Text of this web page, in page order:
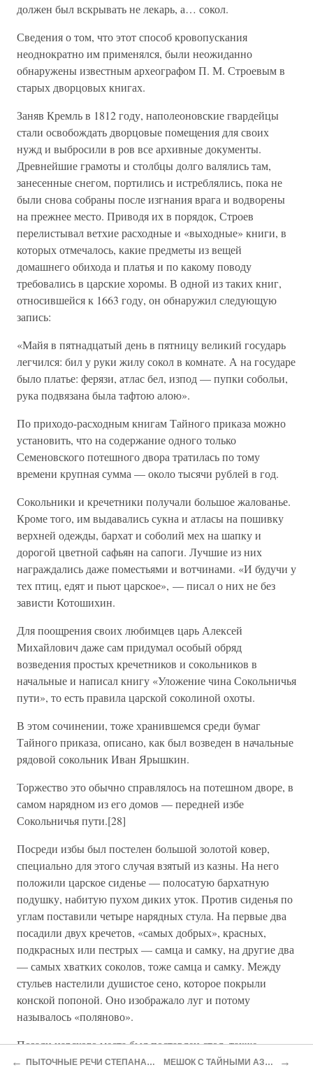
должен был вскрывать не лекарь, а… сокол.
Сведения о том, что этот способ кровопускания
неоднократно им применялся, были неожиданно
обнаружены известным археографом П. М. Строевым в
старых дворцовых книгах.
Заняв Кремль в 1812 году, наполеоновские гвардейцы
стали освобождать дворцовые помещения для своих
нужд и выбросили в ров все архивные документы.
Древнейшие грамоты и столбцы долго валялись там,
занесенные снегом, портились и истреблялись, пока не
были снова собраны после изгнания врага и водворены
на прежнее место. Приводя их в порядок, Строев
перелистывал ветхие расходные и «выходные» книги, в
которых отмечалось, какие предметы из вещей
домашнего обихода и платья и по какому поводу
требовались в царские хоромы. В одной из таких книг,
относившейся к 1663 году, он обнаружил следующую
запись:
«Майя в пятнадцатый день в пятницу великий государь
легчился: бил у руки жилу сокол в комнате. А на государе
было платье: ферязи, атлас бел, изпод — пупки собольи,
рука подвязана была тафтою алою».
По приходо-расходным книгам Тайного приказа можно
установить, что на содержание одного только
Семеновского потешного двора тратилась по тому
времени крупная сумма — около тысячи рублей в год.
Сокольники и кречетники получали большое жалованье.
Кроме того, им выдавались сукна и атласы на пошивку
верхней одежды, бархат и соболий мех на шапку и
дорогой цветной сафьян на сапоги. Лучшие из них
награждались даже поместьями и вотчинами. «И будучи у
тех птиц, едят и пьют царское», — писал о них не без
зависти Котошихин.
Для поощрения своих любимцев царь Алексей
Михайлович даже сам придумал особый обряд
возведения простых кречетников и сокольников в
начальные и написал книгу «Уложение чина Сокольничья
пути», то есть правила царской соколиной охоты.
В этом сочинении, тоже хранившемся среди бумаг
Тайного приказа, описано, как был возведен в начальные
рядовой сокольник Иван Ярышкин.
Торжество это обычно справлялось на потешном дворе, в
самом нарядном из его домов — передней избе
Сокольничья пути.[28]
Посреди избы был постелен большой золотой ковер,
специально для этого случая взятый из казны. На него
положили царское сиденье — полосатую бархатную
подушку, набитую пухом диких уток. Против сиденья по
углам поставили четыре нарядных стула. На первые два
посадили двух кречетов, «самых добрых», красных,
подкрасных или пестрых — самца и самку, на другие два
— самых хватких соколов, тоже самца и самку. Между
стульев настелили душистое сено, которое покрыли
конской попоной. Оно изображало луг и потому
называлось «поляново».
Позади царского места был поставлен стол, также
покрытый ковром. На нем подсокольничий разложил
← ПЫТОЧНЫЕ РЕЧИ СТЕПАНА РАЗИНА МЕШОК С ТАЙНЫМИ АЗБУКАМИ →